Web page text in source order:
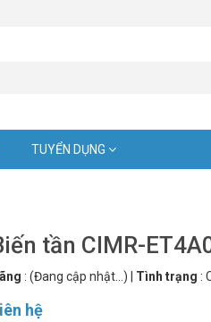
TUYỂN DỤNG
tần CIMR-
: (Đang cập nhật...) Tình trạng :
hệ